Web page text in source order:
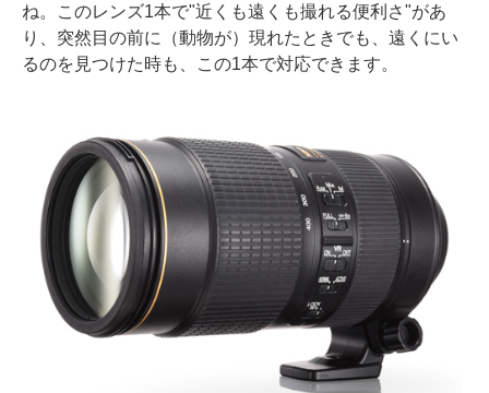
ね。このレンズ1本で"近くも遠くも撮れる便利さ"があ
り、突然目の前に（動物が）現れたときでも、遠くにい
るのを見つけた時も、この1本で対応できます。